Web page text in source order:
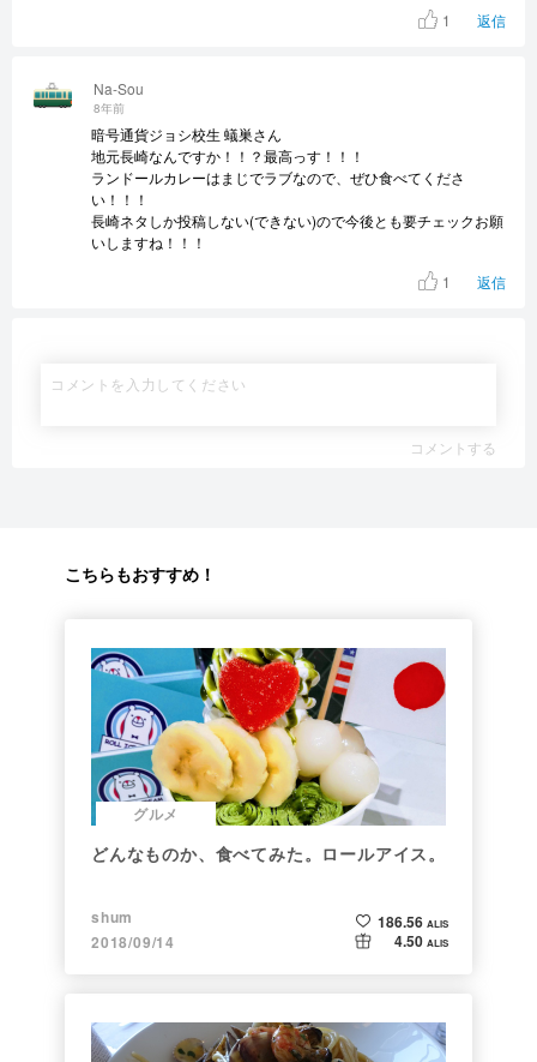
Na-Sou
8年前
暗号通貨ジョシ校生 蟻巣さん
地元長崎なんですか！！？最高っす！！！
ランドールカレーはまじでラブなので、ぜひ食べてくださ
い！！！
長崎ネタしか投稿しない(できない)ので今後とも要チェックお願
いしますね！！！
1
返信
1
返信
コメントする
こちらもおすすめ！
グルメ
どんなものか、食べてみた。ロールアイス。
shum
2018/09/14
186.56 ALIS
4.50 ALIS